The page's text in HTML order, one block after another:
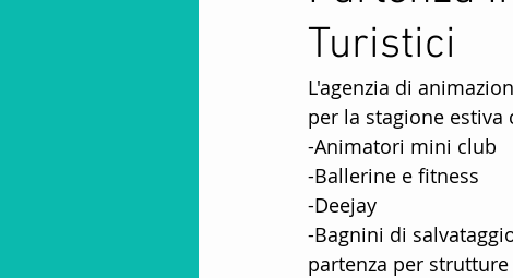
Animatori Mini Club
Animazione Stagione Invernale
spettacoli per bambini
Turistici
L'agenzia di
per la stagione estiva
-Animatori mini club
-Ballerine e fitness
-Deejay
-Bagnini di
partenza per